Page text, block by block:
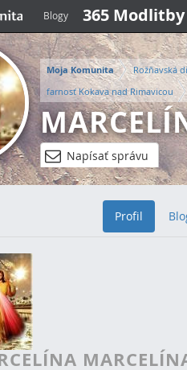
Blogy 365
Moja Komunita Rožňavská
farnosť Kokava nad Rimavicou
Napísať správu
Profil